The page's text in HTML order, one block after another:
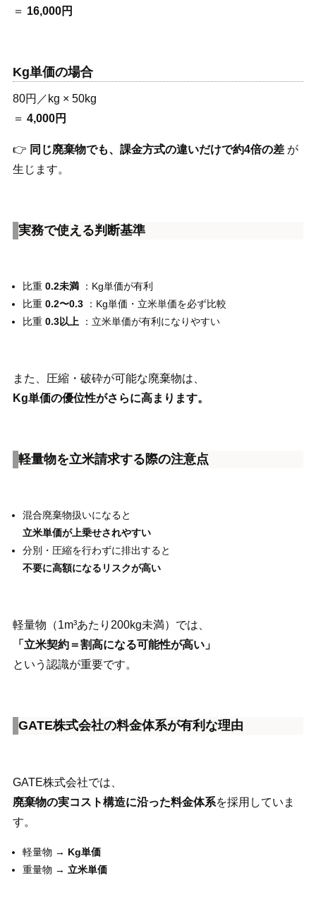
＝ 16,000円
Kg単価の場合
80円／kg × 50kg
＝ 4,000円
👉 同じ廃棄物でも、課金方式の違いだけで約4倍の差が
生じます。
実務で使える判断基準
比重 0.2未満：Kg単価が有利
比重 0.2〜0.3：Kg単価・立米単価を必ず比較
比重 0.3以上 ：立米単価が有利になりやすい
また、圧縮・破砕が可能な廃棄物は、
Kg単価の優位性がさらに高まります。
軽量物を立米請求する際の注意点
混合廃棄物扱いになると
立米単価が上乗せされやすい
分別・圧縮を行わずに排出すると
不要に高額になるリスクが高い
軽量物（1m³あたり200kg未満）では、
「立米契約＝割高になる可能性が高い」
という認識が重要です。
GATE株式会社の料金体系が有利な理由
GATE株式会社では、
廃棄物の実コスト構造に沿った料金体系を採用していま
す。
軽量物 → Kg単価
重量物 → 立米単価